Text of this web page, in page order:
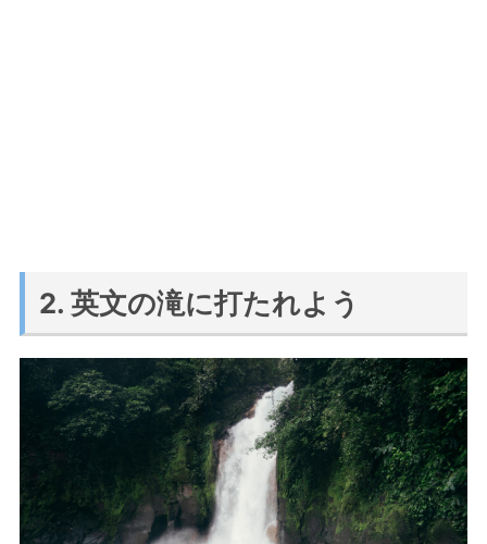
2. 英文の滝に打たれよう